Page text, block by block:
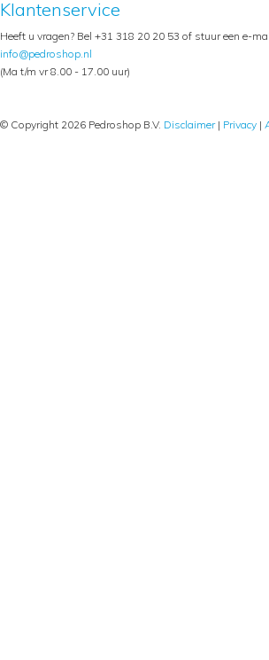
Klantenservice
Heeft u vragen? Bel +31 318 20 20 53 of stuur een e-
info@pedroshop.nl
(Ma t/m vr 8.00 - 17.00 uur)
© Copyright 2026 Pedroshop B.V. Disclaimer| Privacy |